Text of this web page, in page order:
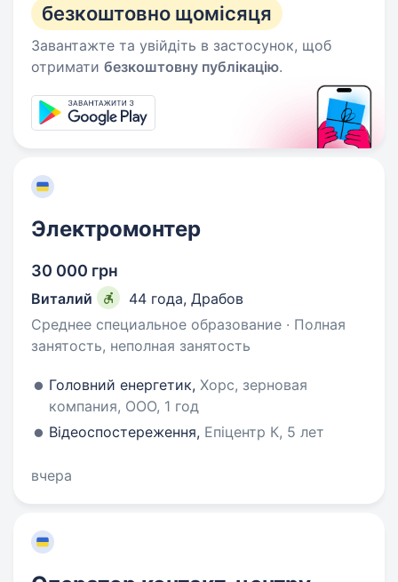
безкоштовно щомісяця
Завантажте та увійдіть в застосунок, щоб
отримати безкоштовну публікацію.
Электромонтер
30 000 грн
Виталий 44 года, Драбов
Среднее специальное образование · Полная
занятость, неполная занятость
Головний енергетик, Хорс, зерновая
компания, ООО, 1 год
Відеоспостереження, Епіцентр К, 5 лет
вчера